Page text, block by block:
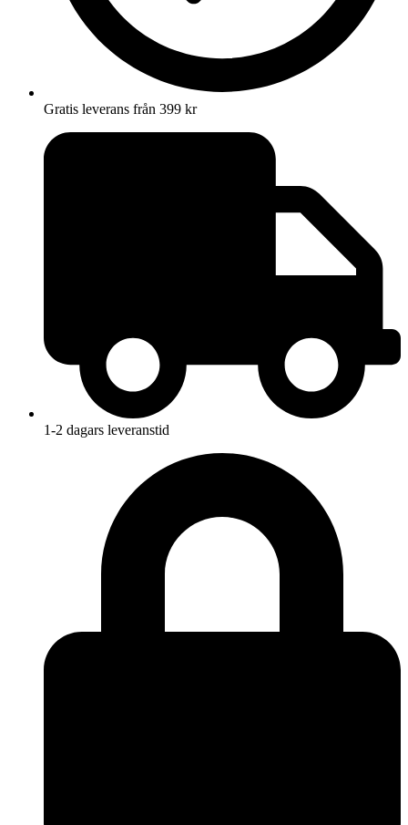
Gratis leverans från 399 kr
1-2 dagars leveranstid